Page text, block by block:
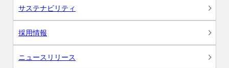
サステナビリティ
採用情報
ニュースリリース